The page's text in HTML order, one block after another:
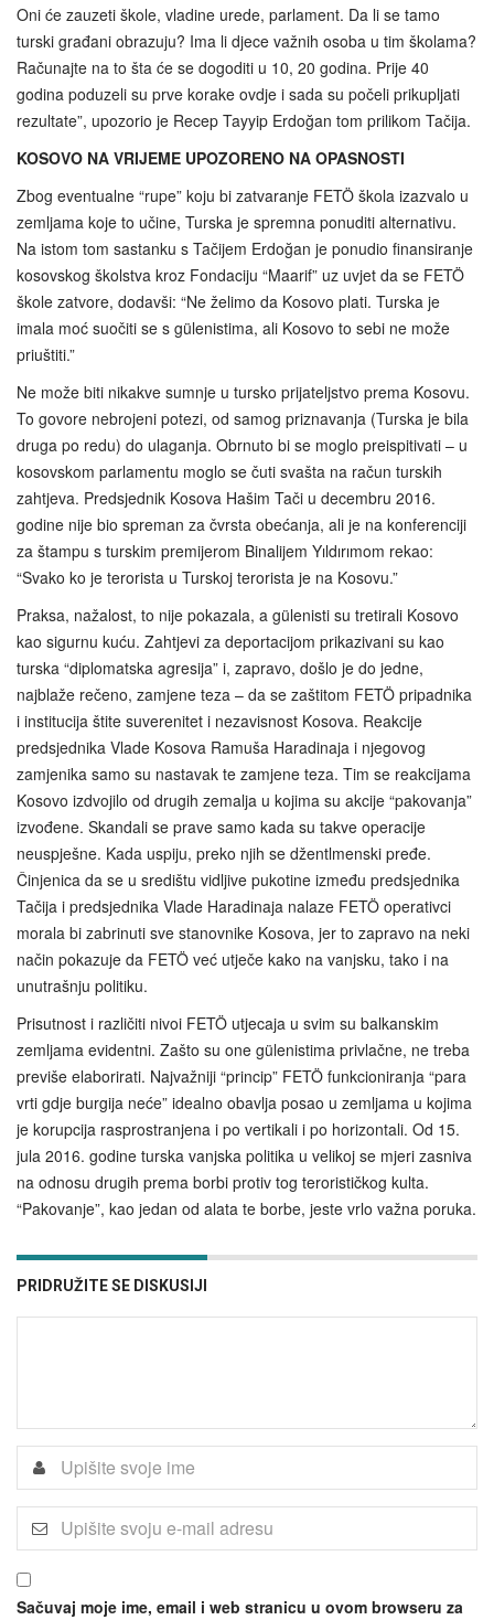
Oni će zauzeti škole, vladine urede, parlament. Da li se tamo
turski građani obrazuju? Ima li djece važnih osoba u tim školama?
Računajte na to šta će se dogoditi u 10, 20 godina. Prije 40
godina poduzeli su prve korake ovdje i sada su počeli prikupljati
rezultate”, upozorio je Recep Tayyip Erdoğan tom prilikom Tačija.
KOSOVO NA VRIJEME UPOZORENO NA OPASNOSTI
Zbog eventualne “rupe” koju bi zatvaranje FETÖ škola izazvalo u
zemljama koje to učine, Turska je spremna ponuditi alternativu.
Na istom tom sastanku s Tačijem Erdoğan je ponudio finansiranje
kosovskog školstva kroz Fondaciju “Maarif” uz uvjet da se FETÖ
škole zatvore, dodavši: “Ne želimo da Kosovo plati. Turska je
imala moć suočiti se s gülenistima, ali Kosovo to sebi ne može
priuštiti.”
Ne može biti nikakve sumnje u tursko prijateljstvo prema Kosovu.
To govore nebrojeni potezi, od samog priznavanja (Turska je bila
druga po redu) do ulaganja. Obrnuto bi se moglo preispitivati – u
kosovskom parlamentu moglo se čuti svašta na račun turskih
zahtjeva. Predsjednik Kosova Hašim Tači u decembru 2016.
godine nije bio spreman za čvrsta obećanja, ali je na konferenciji
za štampu s turskim premijerom Binalijem Yıldırımom rekao:
“Svako ko je terorista u Turskoj terorista je na Kosovu.”
Praksa, nažalost, to nije pokazala, a gülenisti su tretirali Kosovo
kao sigurnu kuću. Zahtjevi za deportacijom prikazivani su kao
turska “diplomatska agresija” i, zapravo, došlo je do jedne,
najblaže rečeno, zamjene teza – da se zaštitom FETÖ pripadnika
i institucija štite suverenitet i nezavisnost Kosova. Reakcije
predsjednika Vlade Kosova Ramuša Haradinaja i njegovog
zamjenika samo su nastavak te zamjene teza. Tim se reakcijama
Kosovo izdvojilo od drugih zemalja u kojima su akcije “pakovanja”
izvođene. Skandali se prave samo kada su takve operacije
neuspješne. Kada uspiju, preko njih se džentlmenski pređe.
Činjenica da se u središtu vidljive pukotine između predsjednika
Tačija i predsjednika Vlade Haradinaja nalaze FETÖ operativci
morala bi zabrinuti sve stanovnike Kosova, jer to zapravo na neki
način pokazuje da FETÖ već utječe kako na vanjsku, tako i na
unutrašnju politiku.
Prisutnost i različiti nivoi FETÖ utjecaja u svim su balkanskim
zemljama evidentni. Zašto su one gülenistima privlačne, ne treba
previše elaborirati. Najvažniji “princip” FETÖ funkcioniranja “para
vrti gdje burgija neće” idealno obavlja posao u zemljama u kojima
je korupcija rasprostranjena i po vertikali i po horizontali. Od 15.
jula 2016. godine turska vanjska politika u velikoj se mjeri zasniva
na odnosu drugih prema borbi protiv tog terorističkog kulta.
“Pakovanje”, kao jedan od alata te borbe, jeste vrlo važna poruka.
PRIDRUŽITE SE DISKUSIJI
Sačuvaj moje ime, email i web stranicu u ovom browseru za